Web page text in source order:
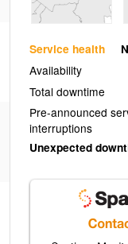
Service health
Availability
Total downtime
Pre-announced
interruptions
Unexpected